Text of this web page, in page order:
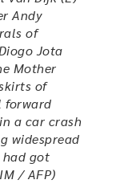
Andy
of
Jota
Mother
of
forward
a car crash
widespread
got
/ AFP)